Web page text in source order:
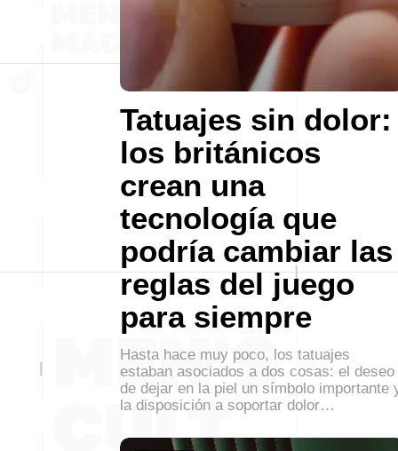
Tatuajes sin dolor:
los británicos
crean una
tecnología que
podría cambiar las
reglas del juego
para siempre
Hasta hace muy poco, los tatuajes
estaban asociados a dos cosas: el deseo
de dejar en la piel un símbolo importante
la disposición a soportar dolor…